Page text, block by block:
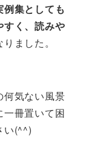
集としても
すく、読みや
りました。
何気ない風景
冊置いて困
い(^^)